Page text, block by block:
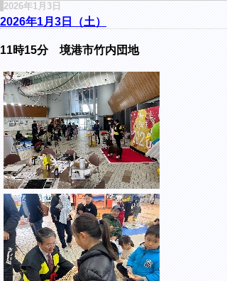
2026年1月3日
2026年1月3日（土）
11時15分 境港市竹内団地